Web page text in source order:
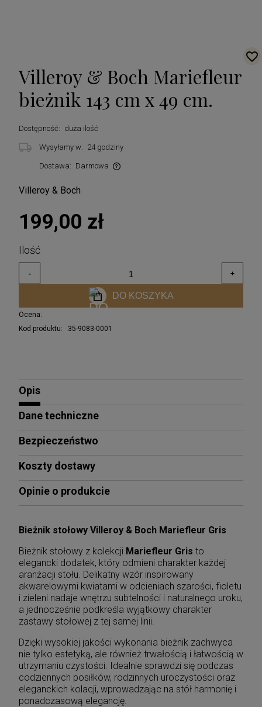
Villeroy & Boch Mariefleur
bieżnik 143 cm x 49 cm.
Dostępność: duża ilość
Wysyłamy w: 24 godziny
Dostawa: Darmowa
Villeroy & Boch
199,00 zł
DO KOSZYKA
Ocena:
Kod produktu:
35-9083-0001
Opis
Dane techniczne
Bezpieczeństwo
Koszty dostawy
Opinie o produkcie
Bieżnik stołowy Villeroy & Boch Mariefleur Gris
Bieżnik stołowy z kolekcji Mariefleur Gris to
elegancki dodatek, który odmieni charakter każdej
aranżacji stołu. Delikatny wzór inspirowany
akwarelowymi kwiatami w odcieniach szarości, fioletu
i zieleni nadaje wnętrzu subtelności i naturalnego uroku,
a jednocześnie podkreśla wyjątkowy charakter
zastawy stołowej z tej samej linii.
Dzięki wysokiej jakości wykonania bieżnik zachwyca
nie tylko estetyką, ale również trwałością i łatwością w
utrzymaniu czystości. Idealnie sprawdzi się podczas
codziennych posiłków, rodzinnych uroczystości oraz
eleganckich kolacji, wprowadzając na stół harmonię i
ponadczasową elegancję.